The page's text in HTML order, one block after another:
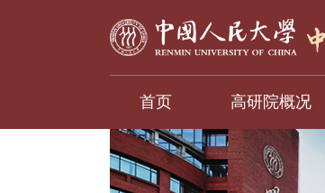
首页 高研院概况